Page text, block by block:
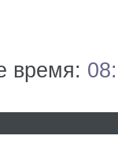
время: